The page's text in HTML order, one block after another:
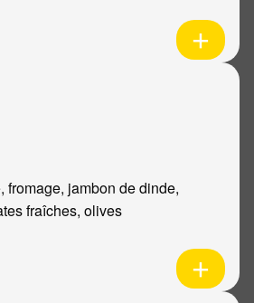
fromage, jambon de dinde,
fraîches, olives